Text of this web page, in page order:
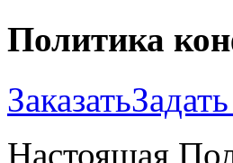
Политика
Заказать
Настоящая